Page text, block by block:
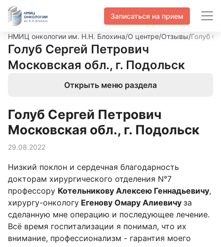
Записаться на прием
НМИЦ онкологии им. Н.Н. Блохина/О центре/Отзывы/Голуб
Голуб Сергей Петрович
Московская обл., г. Подольск
Открыть меню раздела
Голуб Сергей Петрович
Московская обл., г. Подольск
29.08.2022
Низкий поклон и сердечная благодарность
докторам хирургического отделения N°7
профессору Котельникову Алексею Геннадьевичу,
хирургу-онкологу Егенову Омару Алиевичу за
сделанную мне операцию и последующее лечение.
Всë время госпитализации я понимал, что их
внимание, профессионализм - гарантия моего